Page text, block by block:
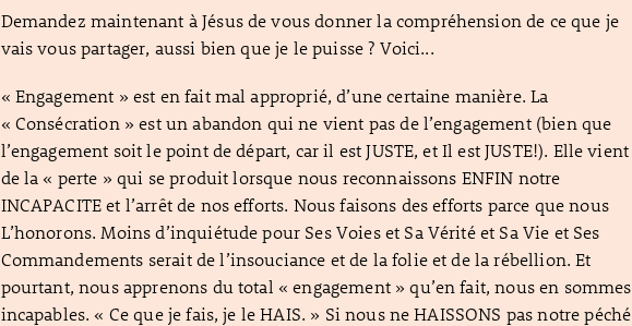
Demandez maintenant à Jésus de vous donner la compréhension de ce que je
vais vous partager, aussi bien que je le puisse ? Voici...
« Engagement » est en fait mal approprié, d’une certaine manière. La
« Consécration » est un abandon qui ne vient pas de l’engagement (bien que
l’engagement soit le point de départ, car il est JUSTE, et Il est JUSTE!). Elle vient
de la « perte » qui se produit lorsque nous reconnaissons ENFIN notre
INCAPACITE et l’arrêt de nos efforts. Nous faisons des efforts parce que nous
L’honorons. Moins d’inquiétude pour Ses Voies et Sa Vérité et Sa Vie et Ses
Commandements serait de l’insouciance et de la folie et de la rébellion. Et
pourtant, nous apprenons du total « engagement » qu’en fait, nous en sommes
incapables. « Ce que je fais, je le HAIS. » Si nous ne HAISSONS pas notre péché